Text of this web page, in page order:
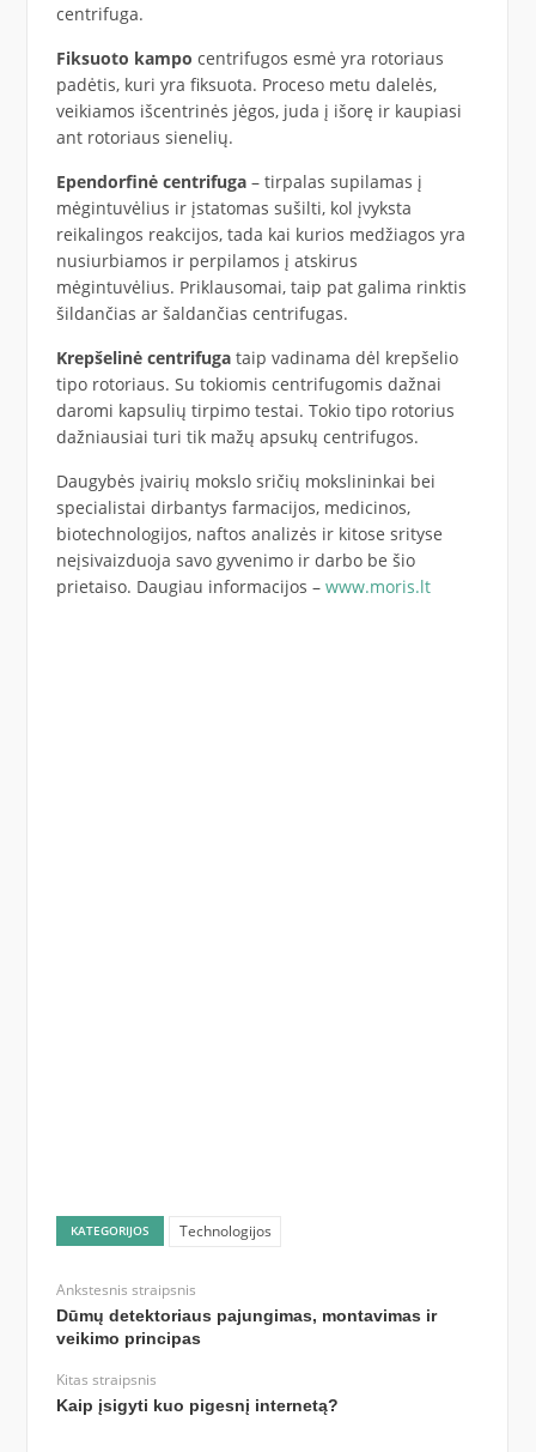
centrifuga.
Fiksuoto kampo centrifugos esmė yra rotoriaus
padėtis, kuri yra fiksuota. Proceso metu dalelės,
veikiamos išcentrinės jėgos, juda į išorę ir kaupiasi
ant rotoriaus sienelių.
Ependorfinė centrifuga– tirpalas supilamas į
mėgintuvėlius ir įstatomas sušilti, kol įvyksta
reikalingos reakcijos, tada kai kurios medžiagos yra
nusiurbiamos ir perpilamos į atskirus
mėgintuvėlius. Priklausomai, taip pat galima rinktis
šildančias ar šaldančias centrifugas.
Krepšelinė centrifugataip vadinama dėl krepšelio
tipo rotoriaus. Su tokiomis centrifugomis dažnai
daromi kapsulių tirpimo testai. Tokio tipo rotorius
dažniausiai turi tik mažų apsukų centrifugos.
Daugybės įvairių mokslo sričių mokslininkai bei
specialistai dirbantys farmacijos, medicinos,
biotechnologijos, naftos analizės ir kitose srityse
neįsivaizduoja savo gyvenimo ir darbo be šio
prietaiso. Daugiau informacijos – www.moris.lt
KATEGORIJOS Technologijos
Ankstesnis straipsnis
Dūmų detektoriaus pajungimas, montavimas ir
veikimo principas
Kitas straipsnis
Kaip įsigyti kuo pigesnį internetą?